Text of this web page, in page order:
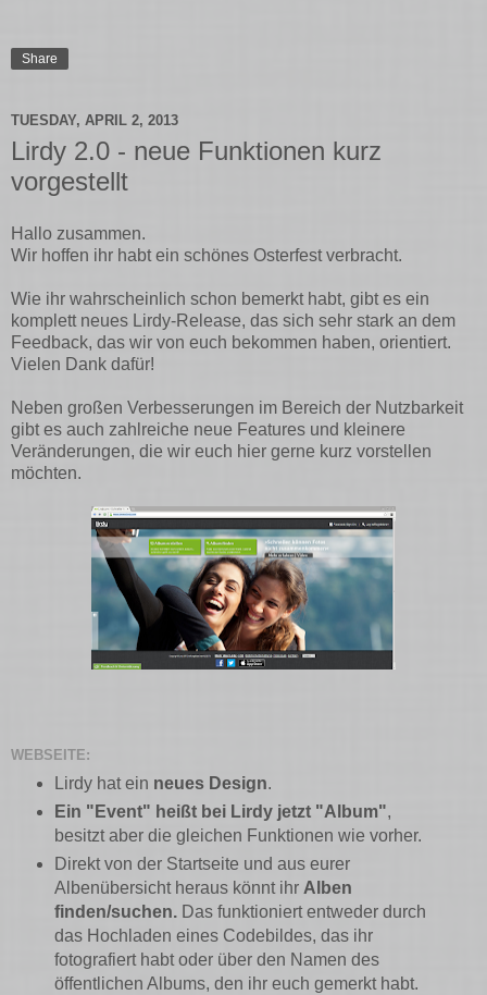
Share
TUESDAY, APRIL 2, 2013
Lirdy 2.0 - neue Funktionen kurz
vorgestellt
Hallo zusammen.
Wir hoffen ihr habt ein schönes Osterfest verbracht.
Wie ihr wahrscheinlich schon bemerkt habt, gibt es ein
komplett neues Lirdy-Release, das sich sehr stark an dem
Feedback, das wir von euch bekommen haben, orientiert.
Vielen Dank dafür!
Neben großen Verbesserungen im Bereich der Nutzbarkeit
gibt es auch zahlreiche neue Features und kleinere
Veränderungen, die wir euch hier gerne kurz vorstellen
möchten.
WEBSEITE:
Lirdy hat ein neues Design.
Ein "Event" heißt bei Lirdy jetzt "Album",
besitzt aber die gleichen Funktionen wie vorher.
Direkt von der Startseite und aus eurer
Albenübersicht heraus könnt ihr Alben
finden/suchen. Das funktioniert entweder durch
das Hochladen eines Codebildes, das ihr
fotografiert habt oder über den Namen des
öffentlichen Albums, den ihr euch gemerkt habt.